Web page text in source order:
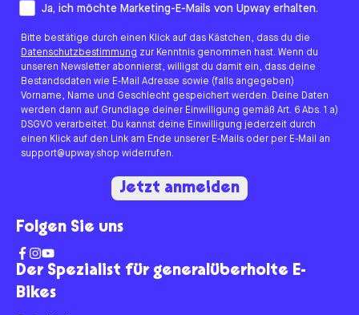
Der Spezialist für generalüberholte E-
Bikes
How would you like to hear from us?
Ja, ich möchte Marketing-E-Mails von Upway erhalten.
Bitte bestätige durch einen Klick auf das Kästchen, dass du die
Datenschutzbestimmung zur Kenntnis genommen hast. Wenn du
unseren Newsletter abonnierst, willigst du damit ein, dass deine
Bestandsdaten wie E-Mail Adresse sowie (falls angegeben)
Vorname, Name und Geschlecht gespeichert werden. Deine Daten
werden dann auf Grundlage deiner Einwilligung gemäß Art. 6 Abs. 1 a)
DSGVO verarbeitet. Du kannst deine Einwilligung jederzeit durch
einen Klick auf den Link am Ende unserer E-Mails oder per E-Mail an
support@upway.shop widerrufen.
Jetzt anmelden
Folgen Sie uns